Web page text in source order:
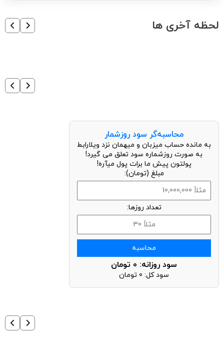
لحظه آخری ها
محاسبه‌گر سود روزشمار
به مانده حساب میزبان و میهمان نزد ویلارابط
به صورت روزشماره سود تعلق می گیرد!
پولتون پیش ما برات پول میآره!
مبلغ (تومان):
تعداد روزها:
محاسبه
سود روزانه: 0 تومان
سود کل: 0 تومان